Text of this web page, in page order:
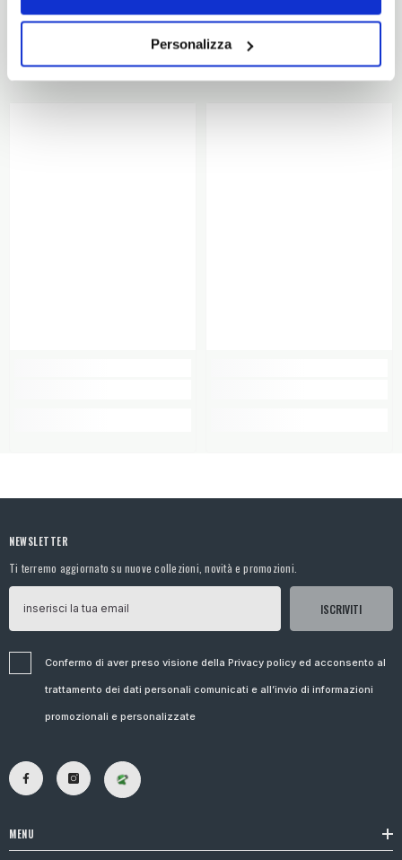
Personalizza
POTREBBE INTERESSARTI
NEWSLETTER
Ti terremo aggiornato su nuove collezioni, novità e promozioni.
ISCRIVITI
Confermo di aver preso visione della Privacy policy ed acconsento al
trattamento dei dati personali comunicati e all’invio di informazioni
promozionali e personalizzate
MENU